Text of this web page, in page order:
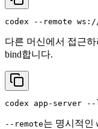
다른 머신에서 접근하
bind합니다.
--remote는 명시적인